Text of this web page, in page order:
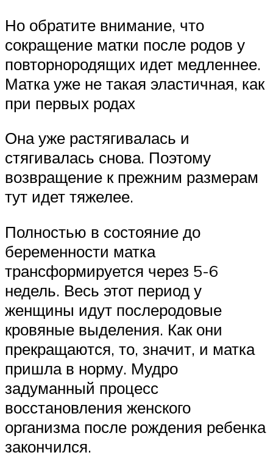
Но обратите внимание, что
сокращение матки после родов у
повторнородящих идет медленнее.
Матка уже не такая эластичная, как
при первых родах
Она уже растягивалась и
стягивалась снова. Поэтому
возвращение к прежним размерам
тут идет тяжелее.
Полностью в состояние до
беременности матка
трансформируется через 5-6
недель. Весь этот период у
женщины идут послеродовые
кровяные выделения. Как они
прекращаются, то, значит, и матка
пришла в норму. Мудро
задуманный процесс
восстановления женского
организма после рождения ребенка
закончился.